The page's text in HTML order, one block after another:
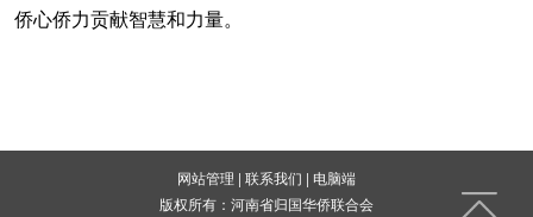
侨心侨力贡献智慧和力量。
网站管理 | 联系我们 | 电脑端
版权所有：河南省归国华侨联合会